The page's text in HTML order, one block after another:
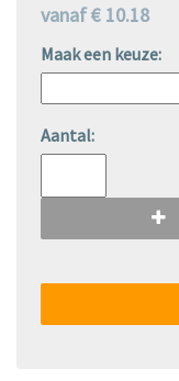
vanaf € 10.18
Maak een keuze:
Aantal: